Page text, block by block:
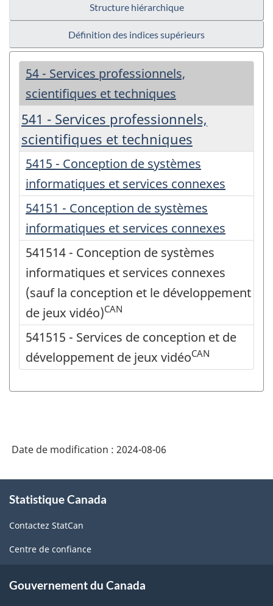
Structure hiérarchique
Définition des indices supérieurs
54 - Services professionnels,
scientifiques et techniques
541 - Services professionnels,
scientifiques et techniques
5415 - Conception de systèmes
informatiques et services connexes
54151 - Conception de systèmes
informatiques et services connexes
541514 - Conception de systèmes
informatiques et services connexes
(sauf la conception et le développement
de jeux vidéo)CAN
541515 - Services de conception et de
développement de jeux vidéoCAN
Date de modification : 2024-08-06
propos
ce
site
Statistique Canada
Contactez StatCan
Centre de confiance
Gouvernement du Canada